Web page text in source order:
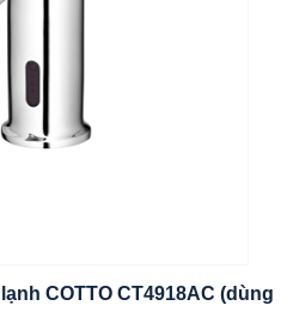
COTTO CT4918AC (dùng